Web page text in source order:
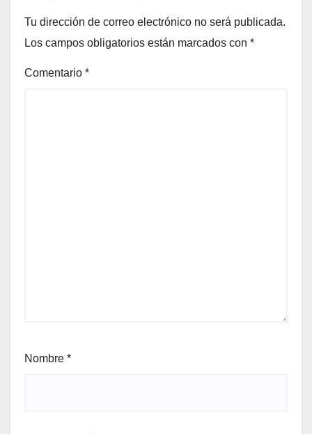
Tu dirección de correo electrónico no será publicada.
Los campos obligatorios están marcados con *
Comentario *
Nombre *